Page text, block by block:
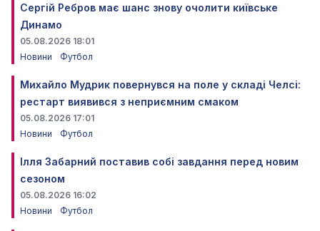
Сергій Ребров має шанс знову очолити київське
Динамо
05.08.2026 18:01
Новини
Футбол
Михайло Мудрик повернувся на поле у складі Челсі:
рестарт виявився з неприємним смаком
05.08.2026 17:01
Новини
Футбол
Ілля Забарний поставив собі завдання перед новим
сезоном
05.08.2026 16:02
Новини
Футбол